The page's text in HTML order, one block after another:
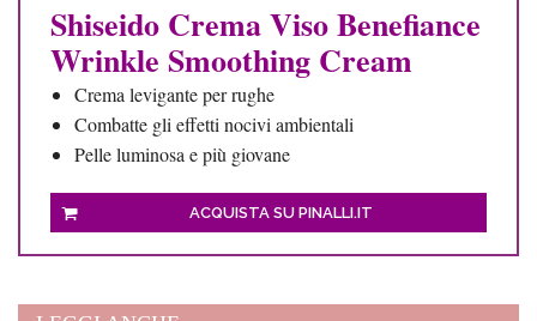
Shiseido Crema Viso Benefiance
Wrinkle Smoothing Cream
Crema levigante per rughe
Combatte gli effetti nocivi ambientali
Pelle luminosa e più giovane
ACQUISTA SU PINALLI.IT